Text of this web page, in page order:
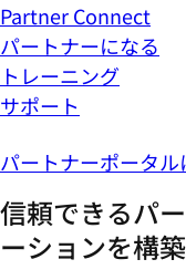
Partner Connect
パートナーになる
トレーニング
サポート
パートナーポータ
信頼できるパ
ーションを構